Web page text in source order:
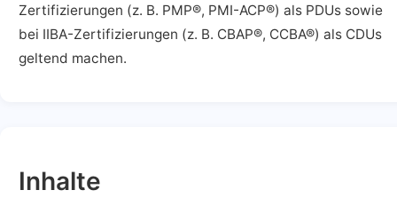
Zertifizierungen (z. B. PMP®, PMI-ACP®) als PDUs sowie
bei IIBA-Zertifizierungen (z. B. CBAP®, CCBA®) als CDUs
geltend machen.
Inhalte